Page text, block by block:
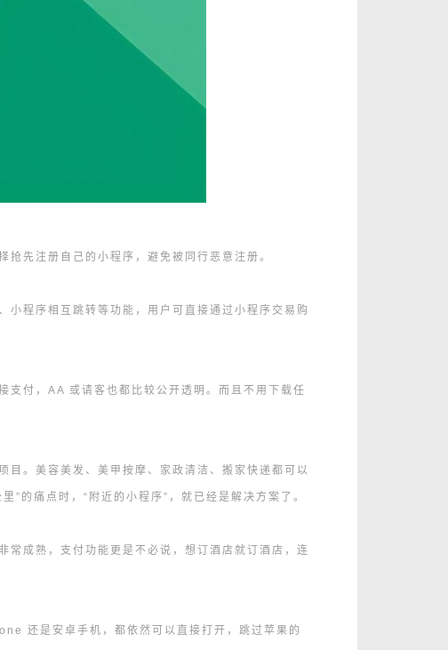
先注册自己的小程序，避免被同行恶意注册。
程序相互跳转等功能，用户可直接通过小程序交易购
支付，AA 或请客也都比较公开透明。而且不用下载任
。美容美发、美甲按摩、家政清洁、搬家快递都可以
”的痛点时，“附近的小程序”，就已经是解决方案了。
常成熟，支付功能更是不必说，想订酒店就订酒店，连
还是安卓手机，都依然可以直接打开，跳过苹果的